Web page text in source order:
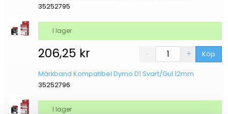
35252795
206,25 kr Köp
I lager
Märkband Kompatibel Dymo D1 Svart/Gul 12mm
35252796
I lager